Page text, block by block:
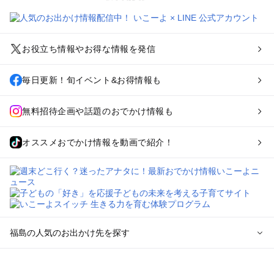
お役立ち情報やお得な情報を発信
毎日更新！旬イベント&お得情報も
無料招待企画や話題のおでかけ情報も
オススメおでかけ情報を動画で紹介！
福島の人気のお出かけ先を探す